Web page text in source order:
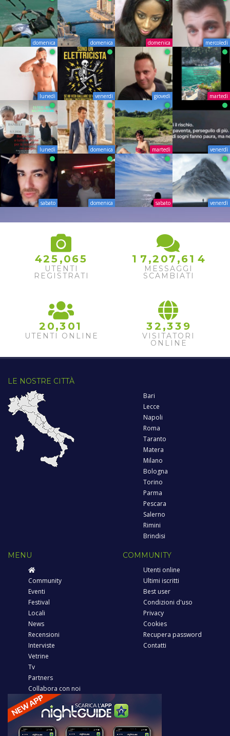
domenica domenica domenica mercoledì
lunedì venerdì giovedì martedì
lunedì domenica martedì venerdì
sabato domenica sabato venerdì
425 ,065
UTENTI
REGISTRATI
1 7 ,2 07 ,61 4
MESSAGGI
SCAMBIATI
2 0,3 01
UTENTI ONLINE
32 ,33 9
VISITATORI
ONLINE
LE NOSTRE CITTÀ
Bari
Lecce
Napoli
Roma
Taranto
Matera
Milano
Bologna
Torino
Parma
Pescara
Salerno
Rimini
Brindisi
MENU
Community
Eventi
Festival
Locali
News
Recensioni
Interviste
Vetrine
Tv
Partners
Collabora con noi
COMMUNITY
Utenti online
Ultimi iscritti
Best user
Condizioni d'uso
Privacy
Cookies
Recupera password
Contatti